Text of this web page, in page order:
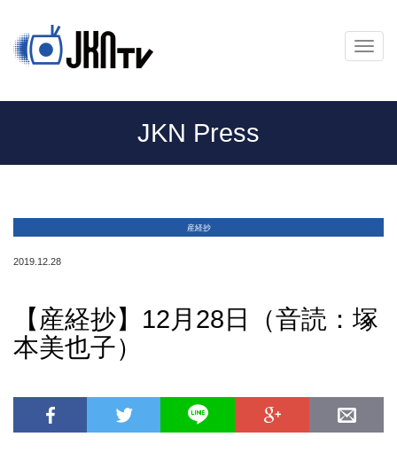
メ
ニ
ー
JKN Press
産経抄
2019.12.28
【産経抄】12月28日（音読：塚
本美也子）